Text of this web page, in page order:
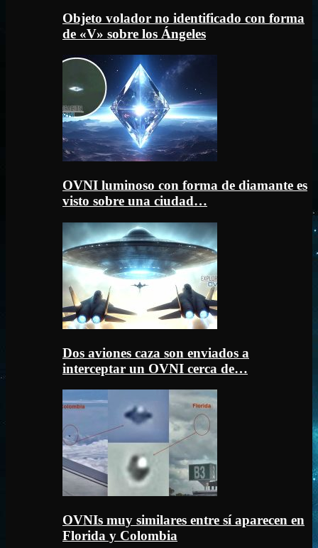
Objeto volador no identificado con forma
de «V» sobre los Ángeles
OVNI luminoso con forma de diamante es
visto sobre una ciudad…
Dos aviones caza son enviados a
interceptar un OVNI cerca de…
OVNIs muy similares entre sí aparecen en
Florida y Colombia